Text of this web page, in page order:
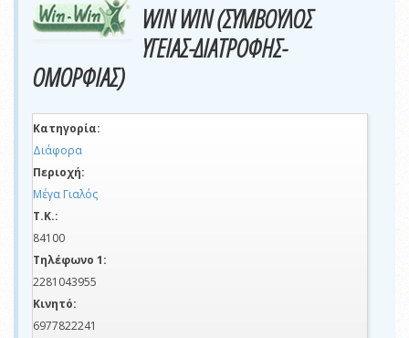
WIN WIN (ΣΥΜΒΟΥΛΟΣ
ΥΓΕΙΑΣ-ΔΙΑΤΡΟΦΗΣ-
ΟΜΟΡΦΙΑΣ)
Κατηγορία:
Διάφορα
Περιοχή:
Μέγα Γιαλός
Τ.Κ.:
84100
Τηλέφωνο 1:
2281043955
Κινητό:
6977822241